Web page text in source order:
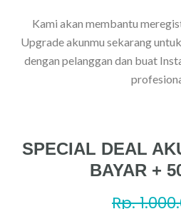
Kami akan membantu
Upgrade akunmu sekarang
dengan pelanggan dan buat
SPECIAL DEAL
BAYAR +
Rp.